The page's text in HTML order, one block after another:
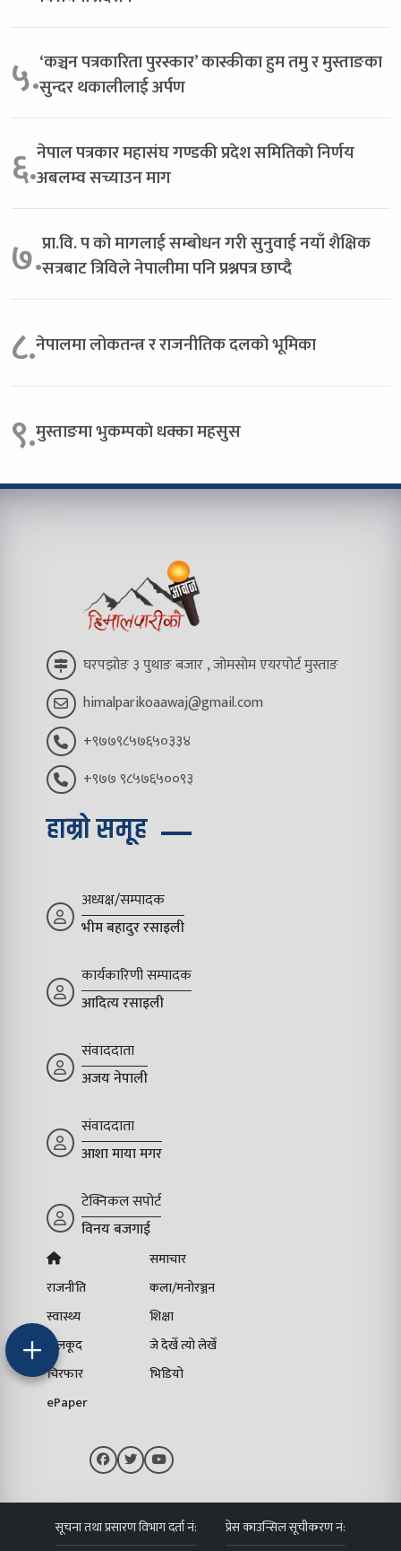
५.‘कञ्चन पत्रकारिता पुरस्कार’ कास्कीका हुम तमु र मुस्ताङका
सुन्दर थकालीलाई अर्पण
६.नेपाल पत्रकार महासंघ गण्डकी प्रदेश समितिकाे निर्णय
अबलम्व सच्याउन माग
७.प्रा.वि. प को मागलाई सम्बोधन गरी सुनुवाई नयाँ शैक्षिक
सत्रबाट त्रिविले नेपालीमा पनि प्रश्नपत्र छाप्दै
८.नेपालमा लोकतन्त्र र राजनीतिक दलको भूमिका
९.मुस्ताङमा भुकम्पकाे धक्का महसुस
घरपझोङ ३ पुथाङ बजार , जोमसोम एयरपोर्ट मुस्ताङ
himalparikoaawaj@gmail.com
+९७७९८५७६५०३३४
+९७७ ९८५७६५००९३
हाम्रो समूह
अध्यक्ष/सम्पादक
भीम बहादुर रसाइली
कार्यकारिणी सम्पादक
आदित्य रसाइली
संवाददाता
अजय नेपाली
संवाददाता
आशा माया मगर
टेक्निकल सपोर्ट
विनय बजगाई
समाचार
राजनीति
कला/मनोरञ्जन
स्वास्थ्य
शिक्षा
खेलकूद
जे देखेँ त्यो लेखेँ
चिरफार
भिडियो
ePaper
सूचना तथा प्रसारण विभाग दर्ता नं: प्रेस काउन्सिल सूचीकरण नं: